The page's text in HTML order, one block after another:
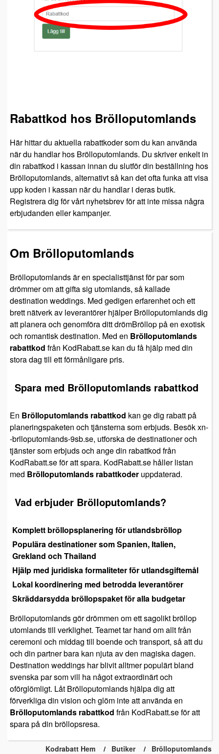
Rabattkod hos Brölloputomlands
Här hittar du aktuella rabattkoder som du kan använda
när du handlar hos Brölloputomlands. Du skriver enkelt in
din rabattkod i kassan innan du slutför din beställning hos
Brölloputomlands, alternativt så kan det ofta funka att visa
upp koden i kassan när du handlar i deras butik.
Registrera dig för vårt nyhetsbrev för att inte missa några
erbjudanden eller kampanjer.
Om Brölloputomlands
Brölloputomlands är en specialisttjänst för par som
drömmer om att gifta sig utomlands, så kallade
destination weddings. Med gedigen erfarenhet och ett
brett nätverk av leverantörer hjälper Brölloputomlands dig
att planera och genomföra ditt drömBröllop på en exotisk
och romantisk destination. Med en Brölloputomlands
rabattkod från KodRabatt.se kan du få hjälp med din
stora dag till ett förmånligare pris.
Spara med Brölloputomlands rabattkod
En Brölloputomlands rabattkod kan ge dig rabatt på
planeringspaketen och tjänsterna som erbjuds. Besök xn-
-brlloputomlands-9sb.se, utforska de destinationer och
tjänster som erbjuds och ange din rabattkod från
KodRabatt.se för att spara. KodRabatt.se håller listan
med Brölloputomlands rabattkoder uppdaterad.
Vad erbjuder Brölloputomlands?
Komplett bröllopsplanering för utlandsbröllop
Populära destinationer som Spanien, Italien,
Grekland och Thailand
Hjälp med juridiska formaliteter för utlandsgiftemål
Lokal koordinering med betrodda leverantörer
Skräddarsydda bröllopspaket för alla budgetar
Brölloputomlands gör drömmen om ett sagolikt bröllop
utomlands till verklighet. Teamet tar hand om allt från
ceremoni och middag till boende och transport, så att du
och din partner bara kan njuta av den magiska dagen.
Destination weddings har blivit alltmer populärt bland
svenska par som vill ha något extraordinärt och
oförglömligt. Låt Brölloputomlands hjälpa dig att
förverkliga din vision och glöm inte att använda en
Brölloputomlands rabattkod från KodRabatt.se för att
spara på din bröllopsresa.
Kodrabatt Hem Butiker Brölloputomlands